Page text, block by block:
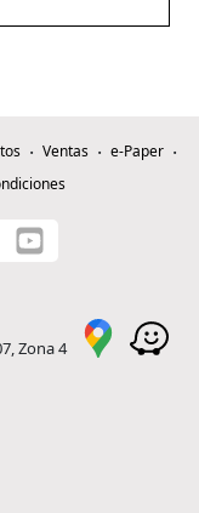
Ventas
e-Paper
Zona 4